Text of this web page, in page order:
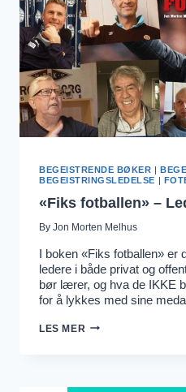
BEGEISTRENDE BØKER |
BEGEISTRINGSLEDELSE |
«Fiks fotballen» –
By Jon Morten Melhus
I boken «Fiks fotballen» er
ledere i både privat og
bør lærer, og hva de IKKE
for å lykkes med sine
LES MER «FIKS
FOTBALLDRAKT